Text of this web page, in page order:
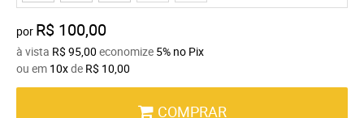
por R$ 100,00
à vista R$ 95,00 economize 5% no Pix
ou em 10xde R$ 10,00
COMPRAR